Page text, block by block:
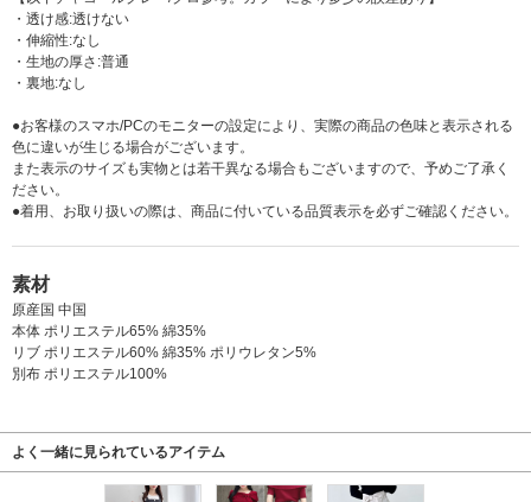
・透け感:透けない
・伸縮性:なし
・生地の厚さ:普通
・裏地:なし
●お客様のスマホ/PCのモニターの設定により、実際の商品の色味と表示される
色に違いが生じる場合がございます。
また表示のサイズも実物とは若干異なる場合もございますので、予めご了承く
ださい。
●着用、お取り扱いの際は、商品に付いている品質表示を必ずご確認ください。
素材
原産国 中国
本体 ポリエステル65% 綿35%
リブ ポリエステル60% 綿35% ポリウレタン5%
別布 ポリエステル100%
よく一緒に見られているアイテム